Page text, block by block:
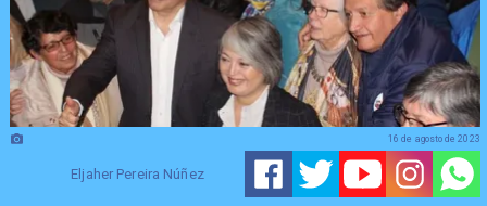
Eljaher Pereira Núñez
16 de agosto de 2023